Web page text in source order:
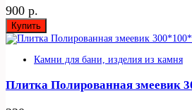
900 р.
Купить
Камни для бани, изделия из камня
Плитка Полированная змеевик